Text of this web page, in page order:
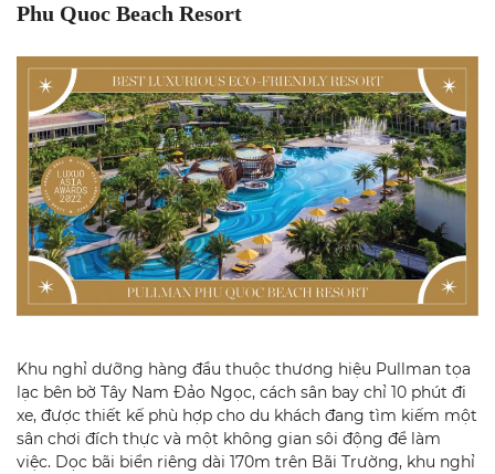
Phu Quoc Beach Resort
Khu nghỉ dưỡng hàng đầu thuộc thương hiệu Pullman tọa
lạc bên bờ Tây Nam Đảo Ngọc, cách sân bay chỉ 10 phút đi
xe, được thiết kế phù hợp cho du khách đang tìm kiếm một
sân chơi đích thực và một không gian sôi động để làm
việc. Dọc bãi biển riêng dài 170m trên Bãi Trường, khu nghỉ